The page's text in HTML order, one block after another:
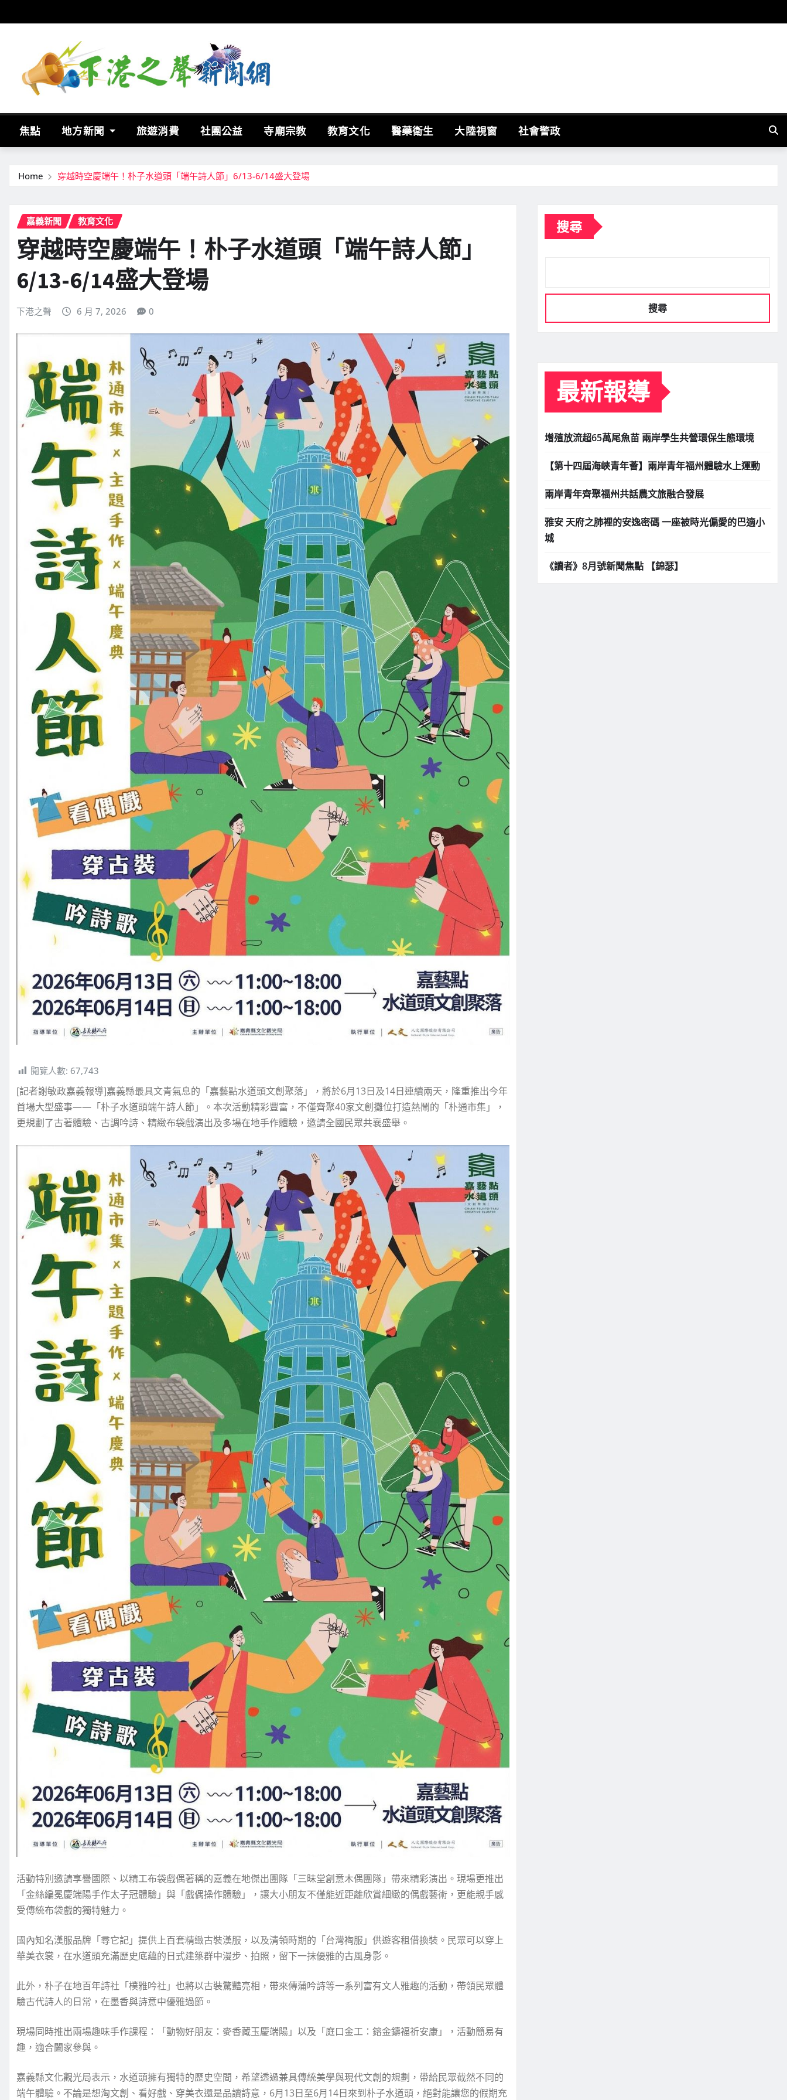
to
焦點 地方新聞 旅遊消費 社團公益 寺廟宗教 教育文化 醫藥衛生 大陸視窗 社會警政
Home 穿越時空慶端午！朴子水道頭「端午詩人節」6/13-6/14盛大登場
嘉義新聞 教育文化
穿越時空慶端午！朴子水道頭「端午詩人節」
6/13-6/14盛大登場
下港之聲 6 月 7, 2026 0
閱覽人數: 67,743
[記者謝敏政嘉義報導]嘉義縣最具文青氣息的「嘉藝點水道頭文創聚落」，將於6月13日及14日連續兩天，隆重推出今年
首場大型盛事——「朴子水道頭端午詩人節」。本次活動精彩豐富，不僅齊聚40家文創攤位打造熱鬧的「朴通市集」，
更規劃了古著體驗、古調吟詩、精緻布袋戲演出及多場在地手作體驗，邀請全國民眾共襄盛舉。
活動特別邀請享譽國際、以精工布袋戲偶著稱的嘉義在地傑出團隊「三昧堂創意木偶團隊」帶來精彩演出。現場更推出
「金絲編冕慶端陽手作太子冠體驗」與「戲偶操作體驗」，讓大小朋友不僅能近距離欣賞細緻的偶戲藝術，更能親手感
受傳統布袋戲的獨特魅力。
國內知名漢服品牌「尋它記」提供上百套精緻古裝漢服，以及清領時期的「台灣裪服」供遊客租借換裝。民眾可以穿上
華美衣裳，在水道頭充滿歷史底蘊的日式建築群中漫步、拍照，留下一抹優雅的古風身影。
此外，朴子在地百年詩社「樸雅吟社」也將以古裝驚豔亮相，帶來傳蒲吟詩等一系列富有文人雅趣的活動，帶領民眾體
驗古代詩人的日常，在墨香與詩意中優雅過節。
現場同時推出兩場趣味手作課程：「動物好朋友：麥香藏玉慶端陽」以及「庭口金工：鎔金鑄福祈安康」，活動簡易有
趣，適合闔家參與。
嘉義縣文化觀光局表示，水道頭擁有獨特的歷史空間，希望透過兼具傳統美學與現代文創的規劃，帶給民眾截然不同的
端午體驗。不論是想淘文創、看好戲、穿美衣還是品讀詩意，6月13日至6月14日來到朴子水道頭，絕對能讓您的假期充
搜尋
搜尋
最新報導
增殖放流超65萬尾魚苗 兩岸學生共營環保生態環境
【第十四屆海峽青年薈】兩岸青年福州體驗水上運動
兩岸青年齊聚福州共話農文旅融合發展
雅安 天府之肺裡的安逸密碼 一座被時光偏愛的巴適小
城
《讀者》8月號新聞焦點 【錦瑟】